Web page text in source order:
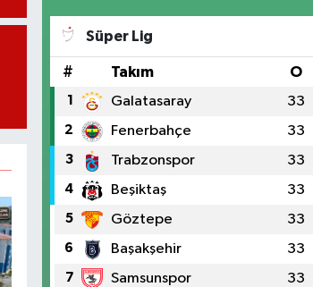
Süper Lig
# Takım O
1 Galatasaray 33
2 Fenerbahçe 33
3 Trabzonspor 33
4 Beşiktaş 33
5 Göztepe 33
6 Başakşehir 33
7 Samsunspor 33